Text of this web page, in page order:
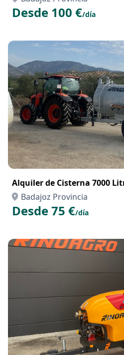
Desde 100 €/día
Alquiler de Cisterna 7000
Badajoz Provincia
Desde 75 €/día